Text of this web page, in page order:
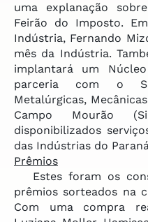
uma explanação
Feirão do Imposto.
Indústria, Fernando
mês da Indústria.
implantará um
parceria com o
Metalúrgicas,
Campo Mourão
disponibilizados
das Indústrias do
Prêmios
Estes foram os
prêmios sorteados na
Com uma compra